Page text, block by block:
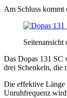
Am Schluss kommt
Seitenansicht
Das Dopas 131 SC
drei Schenkeln, die
Die effektive Länge
Unruhfrequenz